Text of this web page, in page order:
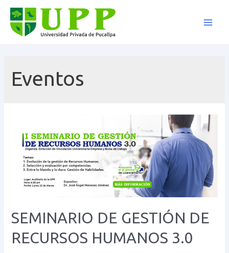
contenido
Eventos
SEMINARIO DE GESTIÓN DE
RECURSOS HUMANOS 3.0